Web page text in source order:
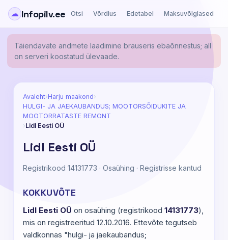
☁ Infopilv.ee Otsi Võrdlus Edetabel Maksuvõlglased
Täiendavate andmete laadimine brauseris ebaõnnestus; all
on serveri koostatud ülevaade.
Avaleht›Harju maakond›
HULGI- JA JAEKAUBANDUS; MOOTORSÕIDUKITE JA
MOOTORRATASTE REMONT
›Lidl Eesti OÜ
Lidl Eesti OÜ
Registrikood 14131773 · Osaühing · Registrisse kantud
KOKKUVÕTE
Lidl Eesti OÜ on osaühing (registrikood 14131773),
mis on registreeritud 12.10.2016. Ettevõte tegutseb
valdkonnas "hulgi- ja jaekaubandus;